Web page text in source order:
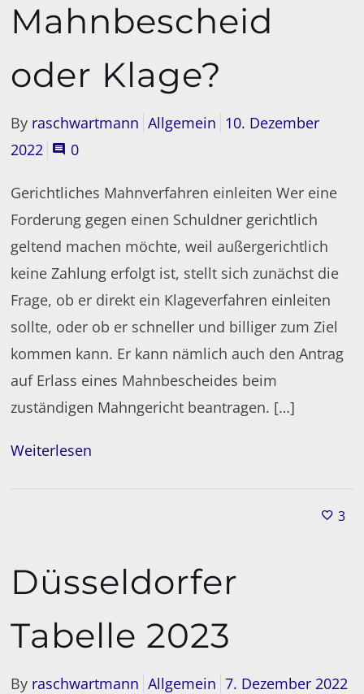
Mahnbescheid
oder Klage?
By raschwartmann Allgemein 10. Dezember
2022
0
Gerichtliches Mahnverfahren einleiten Wer eine
Forderung gegen einen Schuldner gerichtlich
geltend machen möchte, weil außergerichtlich
keine Zahlung erfolgt ist, stellt sich zunächst die
Frage, ob er direkt ein Klageverfahren einleiten
sollte, oder ob er schneller und billiger zum Ziel
kommen kann. Er kann nämlich auch den Antrag
auf Erlass eines Mahnbescheides beim
zuständigen Mahngericht beantragen. […]
Weiterlesen
3
Düsseldorfer
Tabelle 2023
By raschwartmann Allgemein 7. Dezember 2022